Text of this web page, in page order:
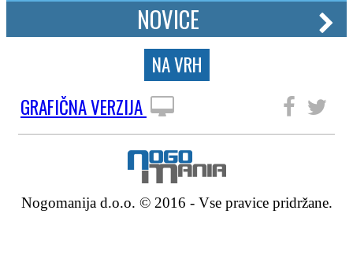
NOVICE
NA VRH
GRAFIČNA VERZIJA
Nogomanija d.o.o. © 2016 - Vse pravice pridržane.